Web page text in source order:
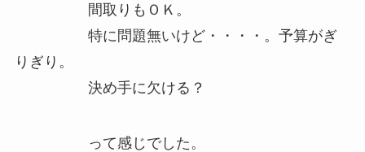
間取りもＯＫ。
特に問題無いけど・・・・。予算がぎ
りぎり。
決め手に欠ける？
って感じでした。